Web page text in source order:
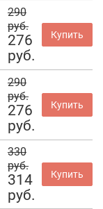
290
руб.
276
руб.
Купить
290
руб.
276
руб.
Купить
330
руб.
314
руб.
Купить